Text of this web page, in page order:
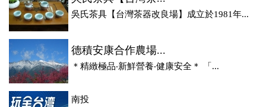
吳氏茶具【台灣茶器改良場】成立於1981年...
德積安康合作農場...
＊精緻極品‧新鮮營養‧健康安全＊ 「...
南投